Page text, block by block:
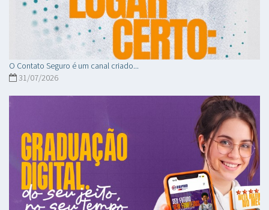
O Contato Seguro é um canal criado...
31/07/2026